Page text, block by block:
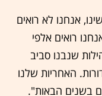
אנחנו לא רואים
רואים אלפי
שנבנו סביב
האחריות שלנו
בשנים הבאות".